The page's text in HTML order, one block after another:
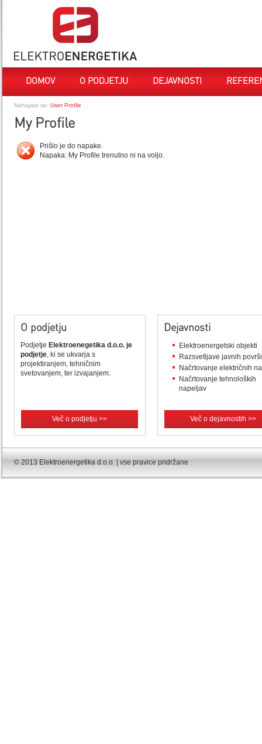
DOMOV O PODJETJU DEJAVNOSTI
Nahajate se: User Profile
My Profile
Prišlo je do napake.
Napaka: My Profile trenutno ni na voljo.
O podjetju
Podjetje Elektroenegetika d.o.o. je
podjetje, ki se ukvarja s
projektiranjem, tehničnim
svetovanjem, ter izvajanjem.
Več o podjetju >>
Dejavnosti
Elektroenergetski objekti
Razsvetljave javnih
Načrtovanje električnih
Načrtovanje tehnoloških
napeljav
Več o dejavnostih >>
© 2013 Elektroenergetika d.o.o. | vse pravice pridržane